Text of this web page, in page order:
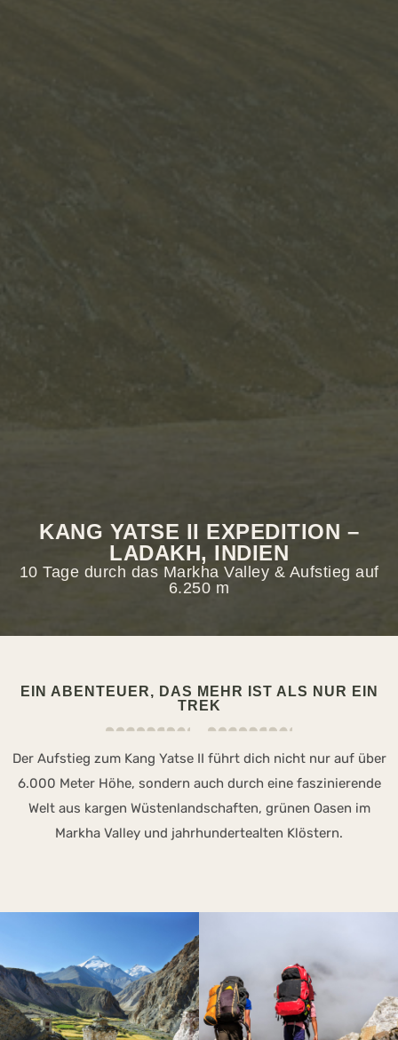
KANG YATSE II EXPEDITION –
LADAKH, INDIEN
10 Tage durch das Markha Valley & Aufstieg auf
6.250 m
EIN ABENTEUER, DAS MEHR IST ALS NUR EIN
TREK
Der Aufstieg zum Kang Yatse II führt dich nicht nur auf über
6.000 Meter Höhe, sondern auch durch eine faszinierende
Welt aus kargen Wüstenlandschaften, grünen Oasen im
Markha Valley und jahrhundertealten Klöstern.